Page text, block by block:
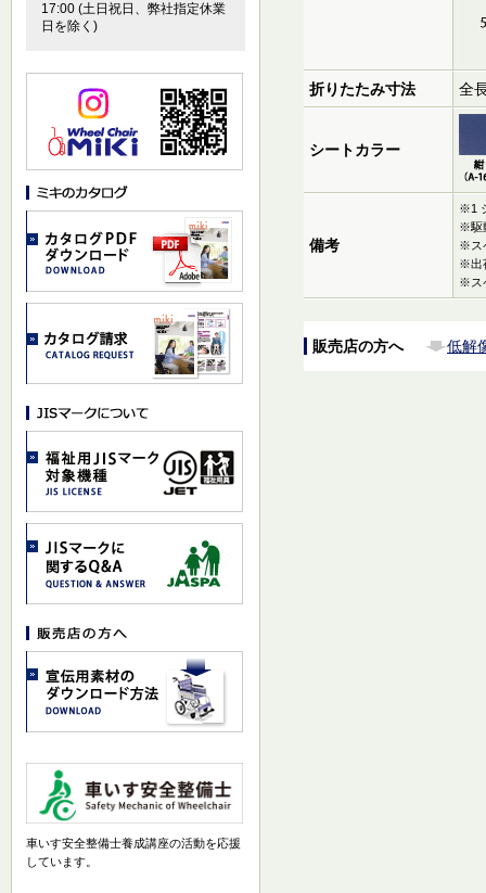
折りたたみ寸法 全
シートカラー
備考
※1
※駆
※ス
※出
※ス
販売店の方へ 低解
17:00 (土日祝日、弊社指定休業
日を除く)
車いす安全整備士養成講座の活動を応援
しています。